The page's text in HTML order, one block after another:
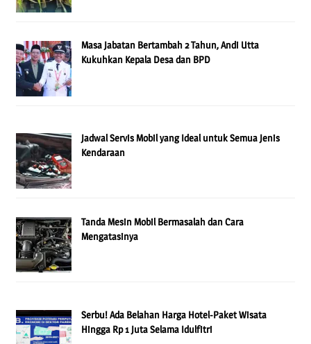
Masa Jabatan Bertambah 2 Tahun, Andi Utta
Kukuhkan Kepala Desa dan BPD
Jadwal Servis Mobil yang Ideal untuk Semua Jenis
Kendaraan
Tanda Mesin Mobil Bermasalah dan Cara
Mengatasinya
Serbu! Ada Belahan Harga Hotel-Paket Wisata
Hingga Rp 1 Juta Selama Idulfitri